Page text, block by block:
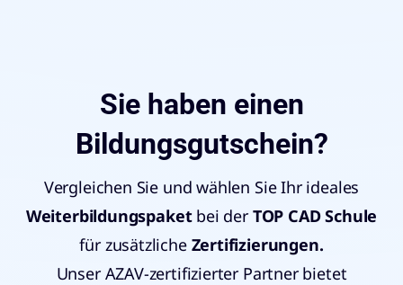
Sie haben einen
Bildungsgutschein?
Vergleichen Sie und wählen Sie Ihr ideales
Weiterbildungspaket bei derTOP CAD Schule
für zusätzliche Zertifizierungen.
Unser AZAV-zertifizierter Partner bietet